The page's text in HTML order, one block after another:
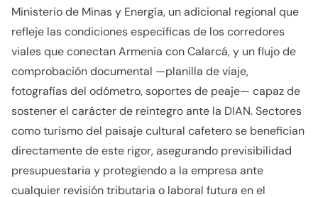
Ministerio de Minas y Energía, un adicional regional que
refleje las condiciones específicas de los corredores
viales que conectan Armenia con Calarcá, y un flujo de
comprobación documental —planilla de viaje,
fotografías del odómetro, soportes de peaje— capaz de
sostener el carácter de reintegro ante la DIAN. Sectores
como turismo del paisaje cultural cafetero se benefician
directamente de este rigor, asegurando previsibilidad
presupuestaria y protegiendo a la empresa ante
cualquier revisión tributaria o laboral futura en el